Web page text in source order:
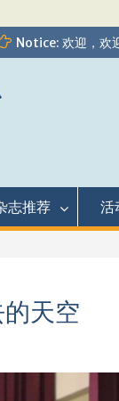
Notice: 欢迎，欢
志推荐 活
天空